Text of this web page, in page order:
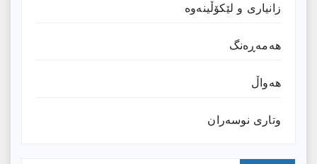
زانیارى و لێکۆڵینەوە
هەمەڕەنگ
هەواڵ
وتارى نوسەران